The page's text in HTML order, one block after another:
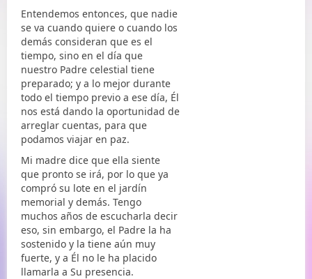
Entendemos entonces, que nadie
se va cuando quiere o cuando los
demás consideran que es el
tiempo, sino en el día que
nuestro Padre celestial tiene
preparado; y a lo mejor durante
todo el tiempo previo a ese día, Él
nos está dando la oportunidad de
arreglar cuentas, para que
podamos viajar en paz.
Mi madre dice que ella siente
que pronto se irá, por lo que ya
compró su lote en el jardín
memorial y demás. Tengo
muchos años de escucharla decir
eso, sin embargo, el Padre la ha
sostenido y la tiene aún muy
fuerte, y a Él no le ha placido
llamarla a Su presencia.